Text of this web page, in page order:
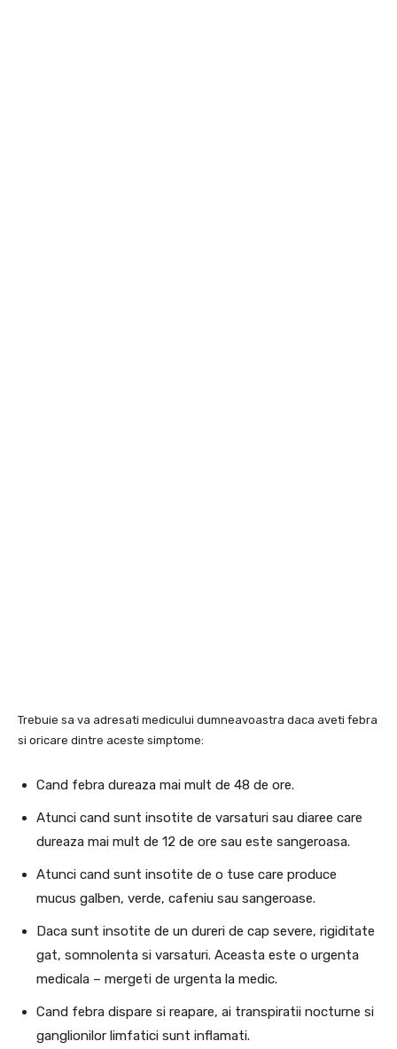
Trebuie sa va adresati medicului dumneavoastra daca aveti febra
si oricare dintre aceste simptome:
Cand febra dureaza mai mult de 48 de ore.
Atunci cand sunt insotite de varsaturi sau diaree care
dureaza mai mult de 12 de ore sau este sangeroasa.
Atunci cand sunt insotite de o tuse care produce
mucus galben, verde, cafeniu sau sangeroase.
Daca sunt insotite de un dureri de cap severe, rigiditate
gat, somnolenta si varsaturi. Aceasta este o urgenta
medicala – mergeti de urgenta la medic.
Cand febra dispare si reapare, ai transpiratii nocturne si
ganglionilor limfatici sunt inflamati.